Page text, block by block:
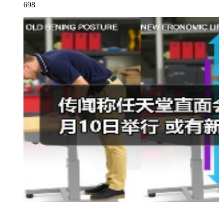
698